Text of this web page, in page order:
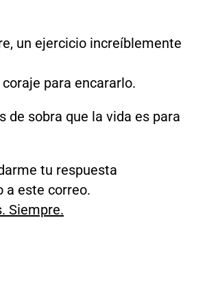
un ejercicio increíblemente
para encararlo.
de sobra que la vida es para
tu respuesta
a este correo.
Siempre.